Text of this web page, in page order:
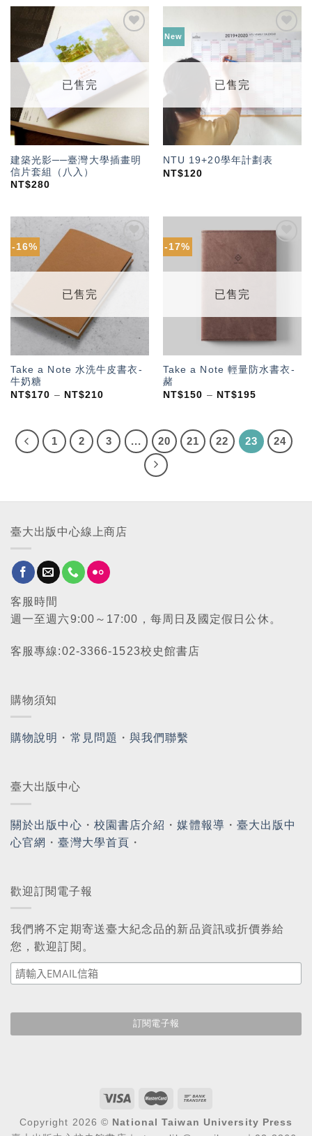
加入
「願
望輕
單」
已售完
建築光影──臺灣大學插畫明
信片套組（八入）
NT$280
New
加入
「願
望輕
已售完
NTU 19+20學年計劃表
NT$120
-16%
加入
「願
望輕
已售完
Take a Note 水洗牛皮書衣-
牛奶糖
NT$170 – NT$210
-17%
望輕
已售完
Take a Note 輕量防水書衣-
赭
NT$150 – NT$195
1 2 3 ... 20 21 22 23 24
臺大出版中心線上商店
客服時間
週一至週六9:00～17:00，每周日及國定假日公休。
客服專線:02-3366-1523校史館書店
購物須知
購物說明 ・ 常見問題 ・與我們聯繫
臺大出版中心
關於出版中心 ・ 校園書店介紹 ・媒體報導 ・ 臺大出版中
心官網 ・臺灣大學首頁 ・
歡迎訂閱電子報
我們將不定期寄送臺大紀念品的新品資訊或折價券給
您，歡迎訂閱。
Copyright 2026 © National Taiwan University Press